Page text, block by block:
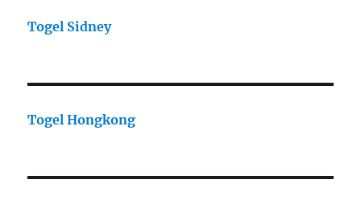
Togel Sidney
Togel Hongkong